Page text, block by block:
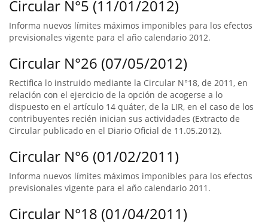
Circular N°5 (11/01/2012)
Informa nuevos límites máximos imponibles para los efectos
previsionales vigente para el año calendario 2012.
Circular N°26 (07/05/2012)
Rectifica lo instruido mediante la Circular N°18, de 2011, en
relación con el ejercicio de la opción de acogerse a lo
dispuesto en el artículo 14 quáter, de la LIR, en el caso de los
contribuyentes recién inician sus actividades (Extracto de
Circular publicado en el Diario Oficial de 11.05.2012).
Circular N°6 (01/02/2011)
Informa nuevos límites máximos imponibles para los efectos
previsionales vigente para el año calendario 2011.
Circular N°18 (01/04/2011)